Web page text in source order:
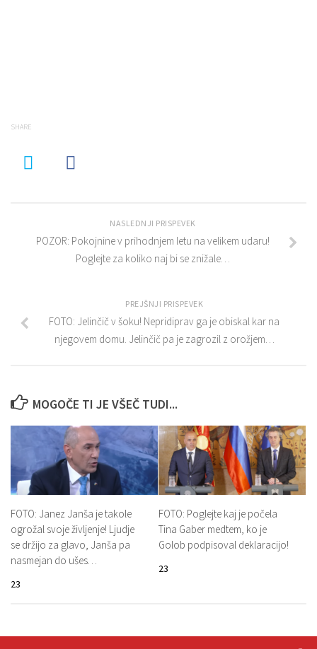
SHARE
NASLEDNJI PRISPEVEK
POZOR: Pokojnine v prihodnjem letu na velikem udaru!
Poglejte za koliko naj bi se znižale…
PREJŠNJI PRISPEVEK
FOTO: Jelinčič v šoku! Nepridiprav ga je obiskal kar na
njegovem domu. Jelinčič pa je zagrozil z orožjem…
MOGOČE TI JE VŠEČ TUDI...
FOTO: Janez Janša je takole
ogrožal svoje življenje! Ljudje
se držijo za glavo, Janša pa
nasmejan do ušes…
23
FOTO: Poglejte kaj je počela
Tina Gaber medtem, ko je
Golob podpisoval deklaracijo!
23